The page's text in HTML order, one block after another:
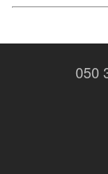
050